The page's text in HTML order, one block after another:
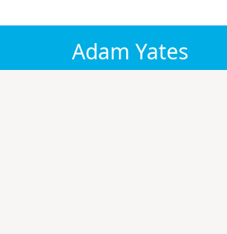
Adam Yates